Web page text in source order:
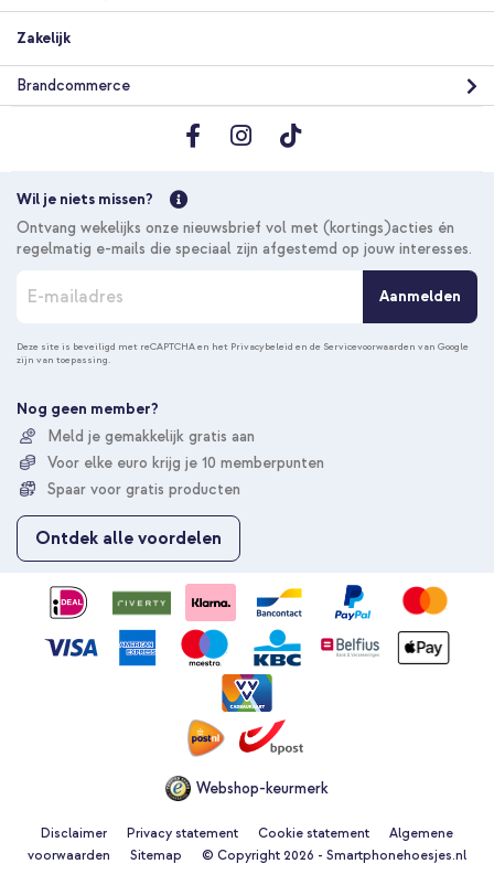
Zakelijk
Brandcommerce
Wil je niets missen?
Ontvang wekelijks onze nieuwsbrief vol met (kortings)acties én
regelmatig e-mails die speciaal zijn afgestemd op jouw interesses.
n
n
e
u
o
p
z
Aanmelden
Deze site is beveiligd met reCAPTCHA en het Privacybeleid en de Servicevoorwaarden van Google
zijn van toepassing.
Nog geen member?
Meld je gemakkelijk gratis aan
Voor elke euro krijg je 10 memberpunten
Spaar voor gratis producten
Ontdek alle voordelen
Webshop-keurmerk
Disclaimer Privacy statement Cookie statement
Algemene
voorwaarden
Sitemap © Copyright 2026 - Smartphonehoesjes.nl